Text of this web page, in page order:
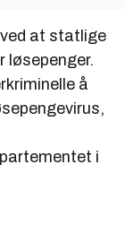
at statlige
løsepenger.
å
i